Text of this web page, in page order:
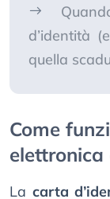
d’identità
quella
Come
elettronica
La carta